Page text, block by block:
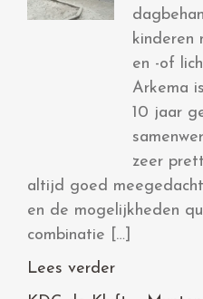
kinderen
en -of
Arkema
10 jaar
zeer
altijd goed
en de mogelijkheden
combinatie […]
Lees verder